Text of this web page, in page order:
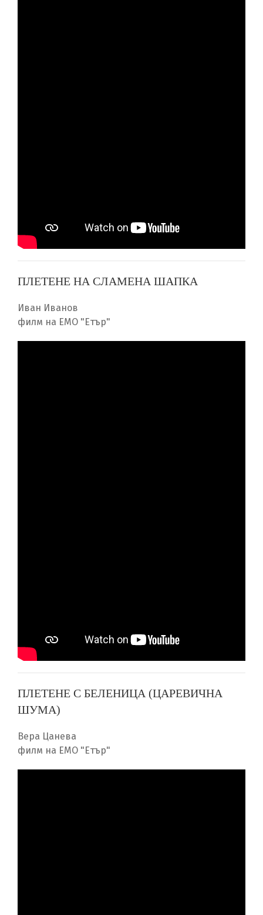
ПЛЕТЕНЕ НА СЛАМЕНА ШАПКА
Иван Иванов
филм на ЕМО "Етър"
ПЛЕТЕНЕ С БЕЛЕНИЦА (ЦАРЕВИЧНА
ШУМА)
Вера Цанева
филм на ЕМО "Етър"